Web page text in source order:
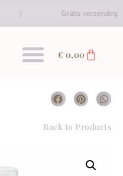
Gratis verzending
€ 0,00
Back to Products